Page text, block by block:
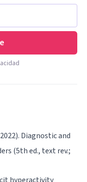
Diagnostic and
(5th ed., text rev.;